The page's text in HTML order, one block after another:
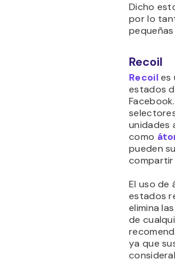
Dicho
por lo
Recoil
Recoiles
estados
unidades
como
pueden
El uso de
estados
elimina
de
ya que